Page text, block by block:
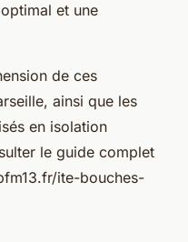
et une
de ces
ainsi que les
en isolation
le guide complet
ite-bouches-